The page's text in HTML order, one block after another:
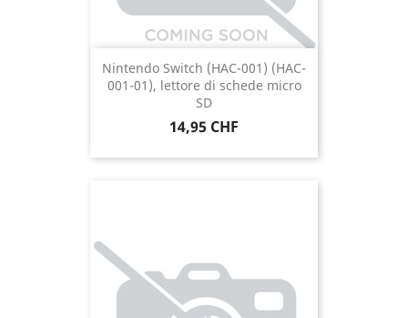
Nintendo Switch (HAC-001) (HAC-
001-01), lettore di schede micro
SD
Prezzo
14,95 CHF